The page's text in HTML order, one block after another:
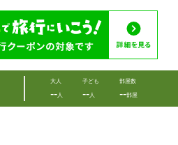
大人
--人
子ども
--人
部屋数
--部屋